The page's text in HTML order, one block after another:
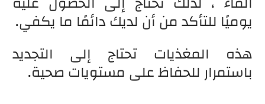
يوميًا للتأكد من أن لديك دائمًا ما يكفي.
هذه المغذيات تحتاج إلى التجديد
باستمرار للحفاظ على مستويات صحية.